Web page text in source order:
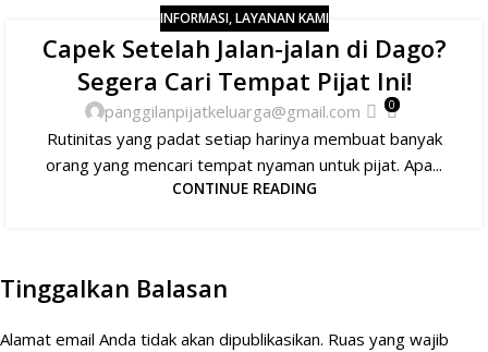
INFORMASI,LAYANAN KAMI
Capek Setelah Jalan-jalan di Dago?
Segera Cari Tempat Pijat Ini!
panggilanpijatkeluarga@gmail.com 0
Rutinitas yang padat setiap harinya membuat banyak
orang yang mencari tempat nyaman untuk pijat. Apa...
CONTINUE READING
Tinggalkan Balasan
Alamat email Anda tidak akan dipublikasikan. Ruas yang wajib